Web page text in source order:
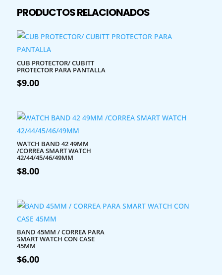
PRODUCTOS RELACIONADOS
CUB PROTECTOR/ CUBITT
PROTECTOR PARA PANTALLA
$9.00
WATCH BAND 42 49MM
/CORREA SMART WATCH
42/44/45/46/49MM
$8.00
BAND 45MM / CORREA PARA
SMART WATCH CON CASE
45MM
$6.00